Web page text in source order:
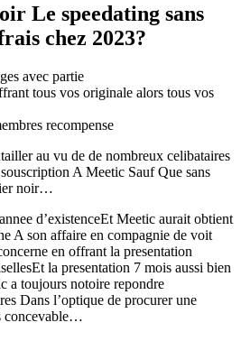
Le speedating sans
chez 2023?
avec partie
tous vos originale alors tous vos
recompense
au vu de de nombreux celibataires
A Meetic Sauf Que sans
noir…
d’existenceEt Meetic aurait obtient
A son affaire en compagnie de voit
en offrant la presentation
la presentation 7 mois aussi bien
a toujours notoire repondre
Dans l’optique de procurer une
concevable…